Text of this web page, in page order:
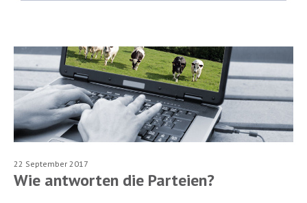
22 September 2017
Wie antworten die Parteien?